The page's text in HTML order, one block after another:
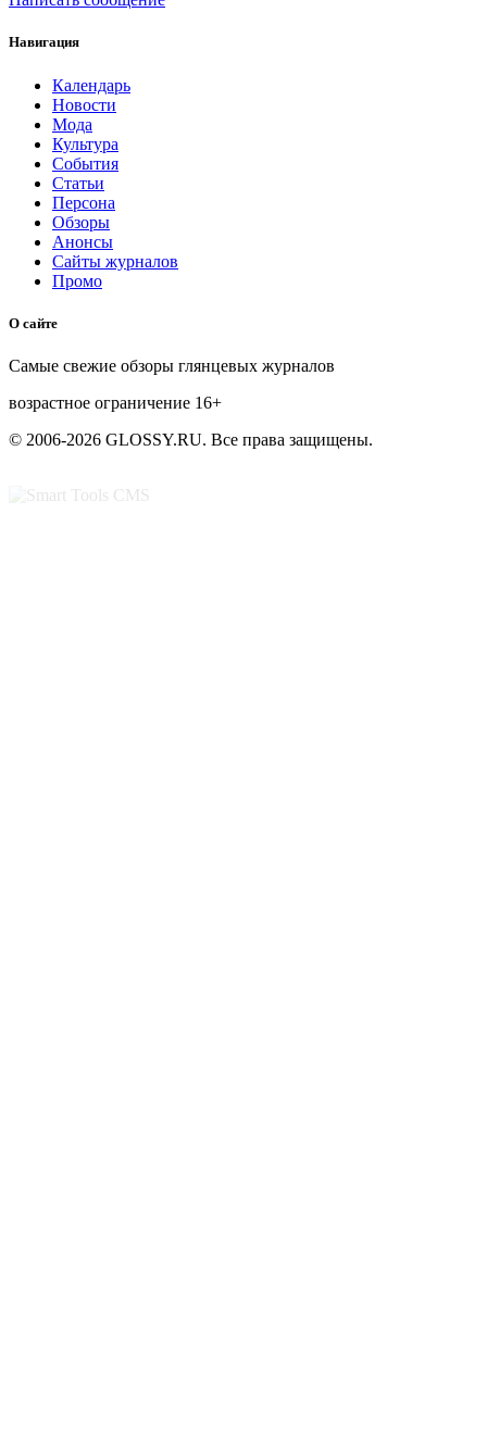
Навигация
Календарь
Новости
Мода
Культура
События
Статьи
Персона
Обзоры
Анонсы
Сайты журналов
Промо
О сайте
Самые свежие обзоры глянцевых журналов
возрастное ограничение 16+
© 2006-2026 GLOSSY.RU. Все права защищены.